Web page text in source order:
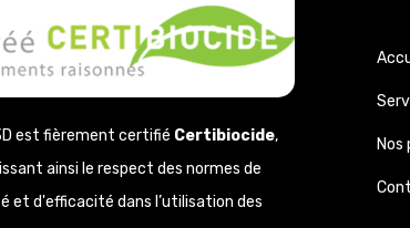
est fièrement certifié Certibiocide,
ainsi le respect des normes de
et d'efficacité dans l’utilisation des
Nos